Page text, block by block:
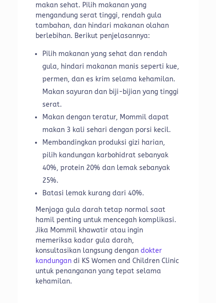
makan sehat. Pilih makanan yang
mengandung serat tinggi, rendah gula
tambahan, dan hindari makanan olahan
berlebihan. Berikut penjelasannya:
Pilih makanan yang sehat dan rendah
gula, hindari makanan manis seperti kue,
permen, dan es krim selama kehamilan.
Makan sayuran dan biji-bijian yang tinggi
serat.
Makan dengan teratur, Mommil dapat
makan 3 kali sehari dengan porsi kecil.
Membandingkan produksi gizi harian,
pilih kandungan karbohidrat sebanyak
40%, protein 20% dan lemak sebanyak
25%.
Batasi lemak kurang dari 40%.
Menjaga gula darah tetap normal saat
hamil penting untuk mencegah komplikasi.
Jika Mommil khawatir atau ingin
memeriksa kadar gula darah,
konsultasikan langsung dengan dokter
kandungandi KS Women and Children Clinic
untuk penanganan yang tepat selama
kehamilan.